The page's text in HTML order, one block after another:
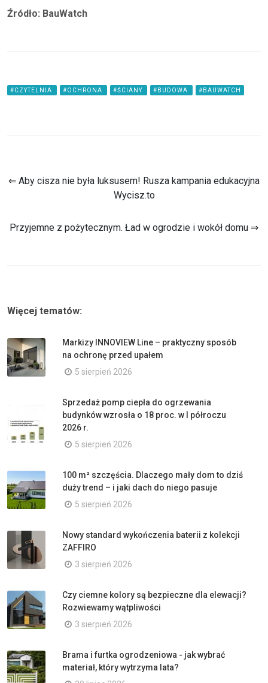
Źródło: BauWatch
#CZYTELNIA #OCHRONA #ŚCIANY #BUDOWA #BAUWATCH
⇐ Aby cisza nie była luksusem! Rusza kampania edukacyjna
Wycisz.to
Przyjemne z pożytecznym. Ład w ogrodzie i wokół domu ⇒
Więcej tematów:
Markizy INNOVIEW Line – praktyczny sposób
na ochronę przed upałem
5 sierpień 2026
Sprzedaż pomp ciepła do ogrzewania
budynków wzrosła o 18 proc. w I półroczu
2026 r.
5 sierpień 2026
100 m² szczęścia. Dlaczego mały dom to dziś
duży trend – i jaki dach do niego pasuje
5 sierpień 2026
Nowy standard wykończenia baterii z kolekcji
ZAFFIRO
3 sierpień 2026
Czy ciemne kolory są bezpieczne dla elewacji?
Rozwiewamy wątpliwości
3 sierpień 2026
Brama i furtka ogrodzeniowa - jak wybrać
materiał, który wytrzyma lata?